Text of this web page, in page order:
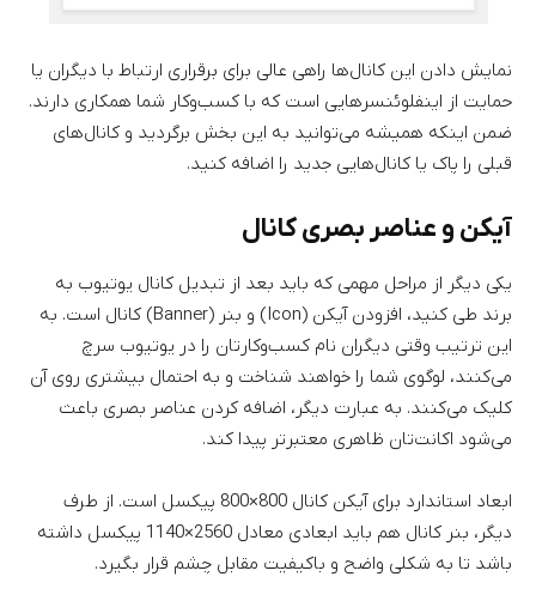
نمایش دادن این کانال‌ها راهی عالی برای برقراری ارتباط با دیگران یا
حمایت از اینفلوئنسرهایی است که با کسب‌وکار شما همکاری دارند.
ضمن اینکه همیشه می‌توانید به این بخش برگردید و کانال‌های
قبلی را پاک یا کانال‌هایی جدید را اضافه کنید.
آیکن و عناصر بصری کانال
یکی دیگر از مراحل مهمی که باید بعد از تبدیل کانال یوتیوب به
برند طی کنید، افزودن آیکن (Icon) و بنر (Banner) کانال است. به
این ترتیب وقتی دیگران نام کسب‌وکارتان را در یوتیوب سرچ
می‌کنند، لوگوی شما را خواهند شناخت و به احتمال بیشتری روی آن
کلیک می‌کنند. به عبارت دیگر، اضافه کردن عناصر بصری باعث
می‌شود اکانت‌تان ظاهری معتبرتر پیدا کند.
ابعاد استاندارد برای آیکن کانال 800×800 پیکسل است. از طرف
دیگر، بنر کانال هم باید ابعادی معادل 2560×1140 پیکسل داشته
باشد تا به شکلی واضح و باکیفیت مقابل چشم قرار بگیرد.